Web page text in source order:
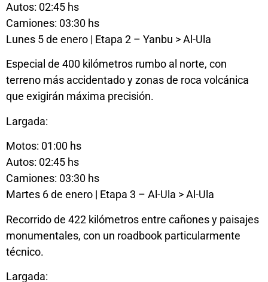
Autos: 02:45 hs
Camiones: 03:30 hs
Lunes 5 de enero | Etapa 2 – Yanbu > Al-Ula
Especial de 400 kilómetros rumbo al norte, con
terreno más accidentado y zonas de roca volcánica
que exigirán máxima precisión.
Largada:
Motos: 01:00 hs
Autos: 02:45 hs
Camiones: 03:30 hs
Martes 6 de enero | Etapa 3 – Al-Ula > Al-Ula
Recorrido de 422 kilómetros entre cañones y paisajes
monumentales, con un roadbook particularmente
técnico.
Largada: